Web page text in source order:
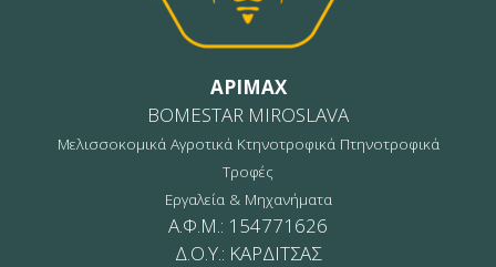
APIMAX
BOMESTAR MIROSLAVA
Μελισσοκομικά Αγροτικά Κτηνοτροφικά Πτηνοτροφικά
Τροφές
Εργαλεία & Μηχανήματα
Α.Φ.Μ.: 154771626
Δ.Ο.Υ.: ΚΑΡΔΙΤΣΑΣ